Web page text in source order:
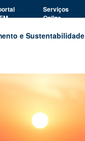
Serviços
Online
e Sustentabilidade